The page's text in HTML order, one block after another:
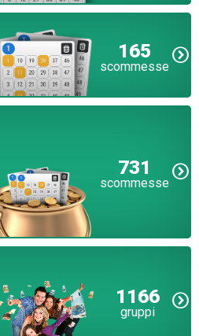
165
scommesse
731
scommesse
1166
gruppi